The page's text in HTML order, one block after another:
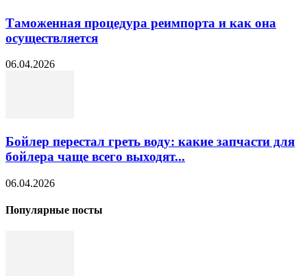
Таможенная процедура реимпорта и как она
осуществляется
06.04.2026
Бойлер перестал греть воду: какие запчасти для
бойлера чаще всего выходят...
06.04.2026
Популярные посты